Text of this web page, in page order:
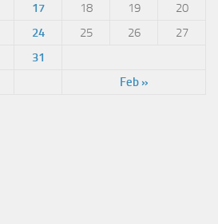
Feb »
17 18 19
20
24 25 26
27
31